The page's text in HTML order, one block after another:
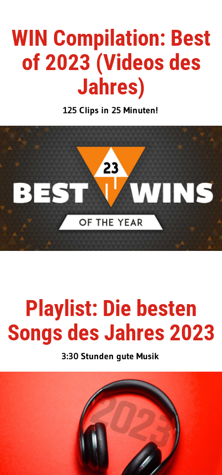
WIN Compilation: Best
of 2023 (Videos des
Jahres)
125 Clips in 25 Minuten!
Playlist: Die besten
Songs des Jahres 2023
3:30 Stunden gute Musik